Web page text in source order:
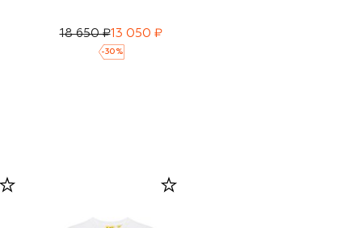
18 650 ₽13 050 ₽
-30 %